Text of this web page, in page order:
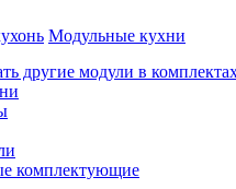
Модульные кухни
другие модули в
комплектующие